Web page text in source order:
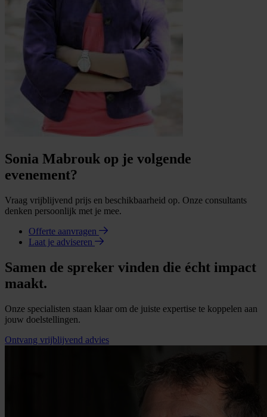
Sonia Mabrouk op je volgende
evenement?
Vraag vrijblijvend prijs en beschikbaarheid op. Onze consultants
denken persoonlijk met je mee.
Offerte aanvragen
Laat je adviseren
Samen de spreker vinden die écht impact
maakt.
Onze specialisten staan klaar om de juiste expertise te koppelen aan
jouw doelstellingen.
Ontvang vrijblijvend advies